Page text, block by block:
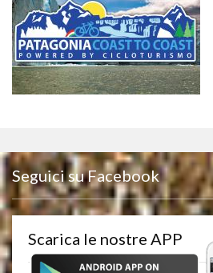
Seguici su Facebook
Scarica le nostre APP